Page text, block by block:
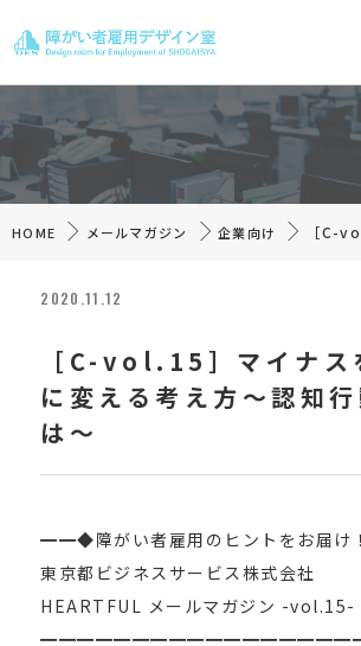
HOME メールマガジン 企業向け ［C-
2020.11.12
［C-vol.15］マイナス
に変える考え方～認知行
は～
━━◆障がい者雇用のヒントをお
東京都ビジネスサービス株式会
HEARTFUL メールマガジン -vol.15-